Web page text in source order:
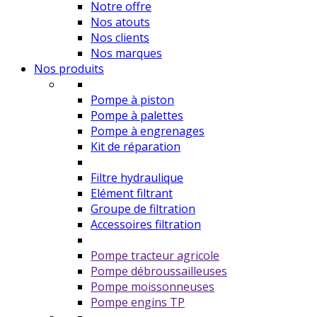
Notre offre
Nos atouts
Nos clients
Nos marques
Nos produits
Pompe à piston
Pompe à palettes
Pompe à engrenages
Kit de réparation
Filtre hydraulique
Elément filtrant
Groupe de filtration
Accessoires filtration
Pompe tracteur agricole
Pompe débroussailleuses
Pompe moissonneuses
Pompe engins TP